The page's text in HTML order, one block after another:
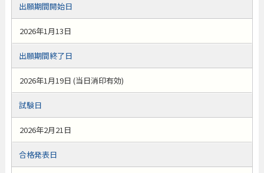
出願期間開始日
2026年1月13日
出願期間終了日
2026年1月19日 (当日消印有効)
試験日
2026年2月21日
合格発表日